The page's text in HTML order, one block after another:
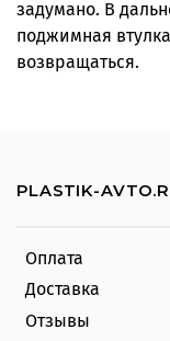
задумано. В
поджимная
возвращаться.
Оплата
Доставка
Отзывы
PLASTIK-